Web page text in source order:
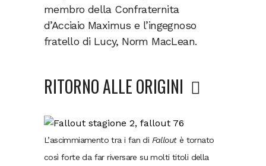
membro della Confraternita
d’Acciaio Maximus e l’ingegnoso
fratello di Lucy, Norm MacLean.
RITORNO ALLE ORIGINI
L’ascimmiamento tra i fan di Falloutè tornato
così forte da far riversare su molti titoli della